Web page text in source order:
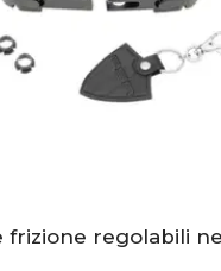
frizione regolabili